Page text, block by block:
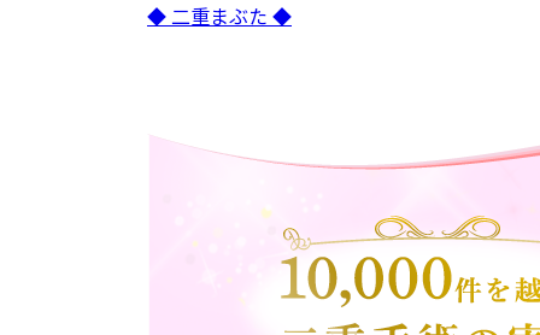
◆ 二重まぶた ◆